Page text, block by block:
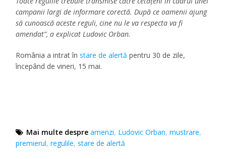
campanii largi de informare corectă. După ce oamenii ajung
să cunoască aceste reguli, cine nu le va respecta va fi
amendat”, a explicat Ludovic Orban.
România a intrat înstare de alertă pentru 30 de zile,
începând de vineri, 15 mai.
Mai multe despre amenzi, Ludovic Orban,mustrare,
premierul,regulile,stare de alertă